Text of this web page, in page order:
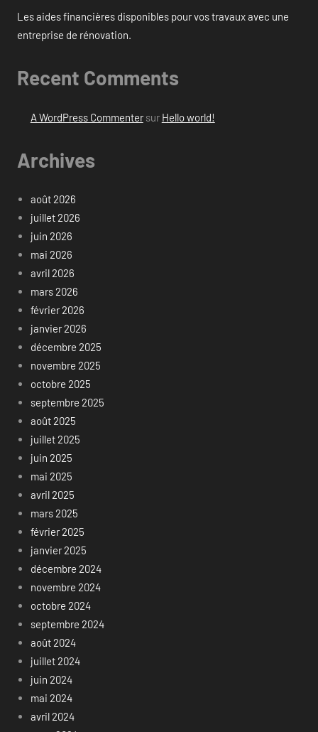
Les aides financières disponibles pour vos travaux avec une
entreprise de rénovation.
Recent Comments
A WordPress Commentersur Hello world!
Archives
août 2026
juillet 2026
juin 2026
mai 2026
avril 2026
mars 2026
février 2026
janvier 2026
décembre 2025
novembre 2025
octobre 2025
septembre 2025
août 2025
juillet 2025
juin 2025
mai 2025
avril 2025
mars 2025
février 2025
janvier 2025
décembre 2024
novembre 2024
octobre 2024
septembre 2024
août 2024
juillet 2024
juin 2024
mai 2024
avril 2024